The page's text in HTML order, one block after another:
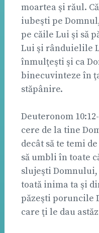
moartea şi răul.
iubeşti pe
pe căile Lui şi să
Lui şi rânduielile
înmulţeşti şi ca
binecuvinteze în
stăpânire.
Deuteronom
cere de la tine
decât să te temi
să umbli în toate
slujeşti
toată inima ta şi
păzeşti poruncile
care ţi le dau